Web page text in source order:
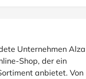
Unternehmen Alza
Shop, der ein
anbietet. Von